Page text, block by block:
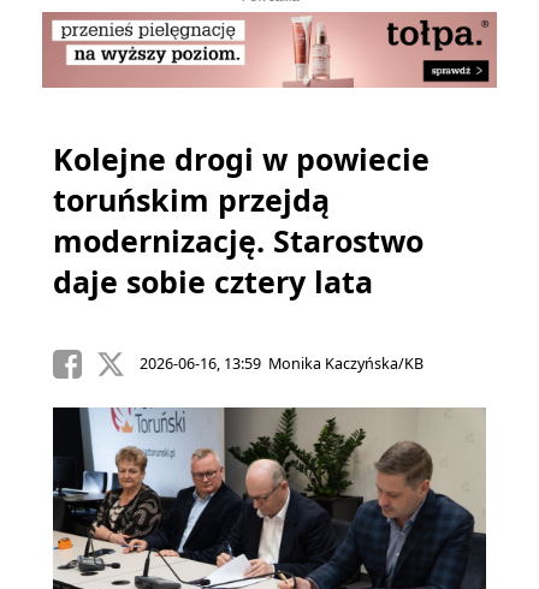
Kolejne drogi w powiecie
toruńskim przejdą
modernizację. Starostwo
daje sobie cztery lata
2026-06-16, 13:59 Monika Kaczyńska/KB